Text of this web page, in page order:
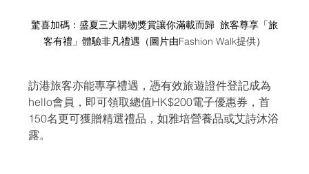
驚喜加碼：盛夏三大購物獎賞讓你滿載而歸  旅客尊享「旅
客有禮」體驗非凡禮遇（圖片由Fashion Walk提供）
訪港旅客亦能專享禮遇，憑有效旅遊證件登記成為
hello會員，即可領取總值HK$200電子優惠券，首
150名更可獲贈精選禮品，如雅培營養品或艾詩沐浴
露。